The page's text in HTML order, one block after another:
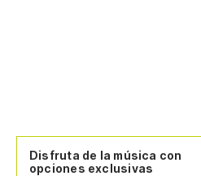
Disfruta de la música con
opciones exclusivas